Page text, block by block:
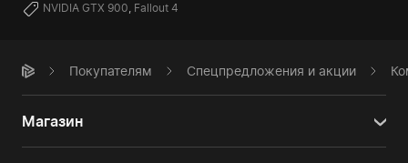
NVIDIA GTX 900, Fallout 4
Покупателям Спецпредложения и акции
Магазин